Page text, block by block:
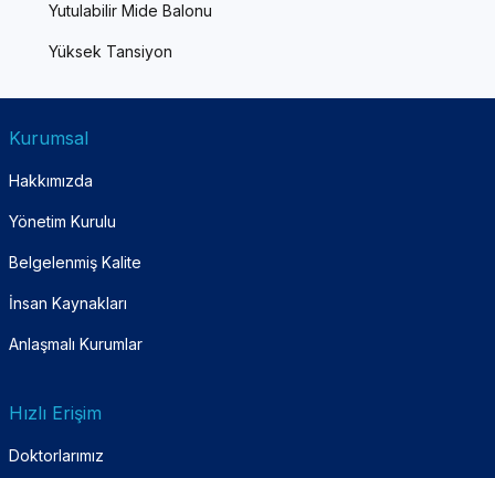
Yutulabilir Mide Balonu
Yüksek Tansiyon
Kurumsal
Hakkımızda
Yönetim Kurulu
Belgelenmiş Kalite
İnsan Kaynakları
Anlaşmalı Kurumlar
Hızlı Erişim
Doktorlarımız